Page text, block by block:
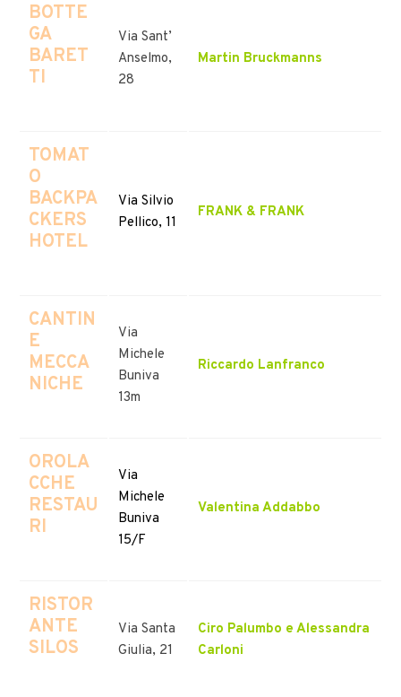
BOTTE
GA
BARET
TI
Via Sant’
Anselmo,
28
Martin Bruckmanns
TOMAT
O
BACKPA
CKERS
HOTEL
Via Silvio
Pellico, 11
FRANK & FRANK
CANTIN
E
MECCA
NICHE
Via
Michele
Buniva
13m
Riccardo Lanfranco
OROLA
CCHE
RESTAU
RI
Via
Michele
Buniva
15/F
Valentina Addabbo
RISTOR
ANTE
SILOS
Via Santa
Giulia, 21
Ciro Palumbo e Alessandra
Carloni